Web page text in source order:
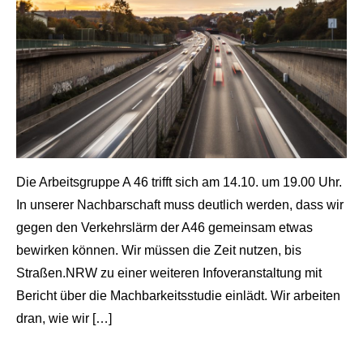
shot von W.Sondermann
Die Arbeitsgruppe A 46 trifft sich am 14.10. um 19.00 Uhr.
In unserer Nachbarschaft muss deutlich werden, dass wir
gegen den Verkehrslärm der A46 gemeinsam etwas
bewirken können. Wir müssen die Zeit nutzen, bis
Straßen.NRW zu einer weiteren Infoveranstaltung mit
Bericht über die Machbarkeitsstudie einlädt. Wir arbeiten
dran, wie wir […]